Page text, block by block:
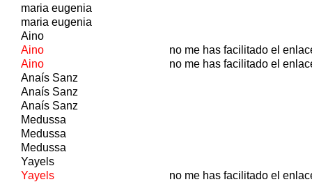
maria eugenia
maria eugenia
Aino
Aino
no me has facilitado el
Aino
no me has facilitado el
Anaís Sanz
Anaís Sanz
Anaís Sanz
Medussa
Medussa
Medussa
Yayels
Yayels
no me has facilitado el